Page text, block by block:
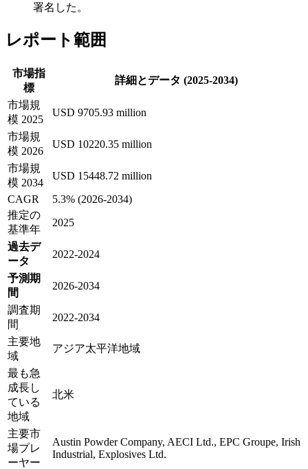
署名した。
レポート範囲
市場指
標
詳細とデータ (2025-2034)
市場規
模 2025
USD 9705.93 million
市場規
模 2026
USD 10220.35 million
市場規
模 2034
USD 15448.72 million
CAGR
5.3% (2026-2034)
推定の
基準年
2025
過去デ
ータ
2022-2024
予測期
間
2026-2034
調査期
間
2022-2034
主要地
域
アジア太平洋地域
最も急
成長し
ている
地域
北米
主要市
場プレ
ーヤー
Austin Powder Company, AECI Ltd., EPC Groupe, Irish
Industrial, Explosives Ltd.